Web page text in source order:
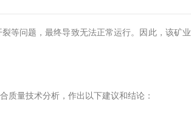
等问题，最终导致无法正常运行。因此，该矿业
质量技术分析，作出以下建议和结论：